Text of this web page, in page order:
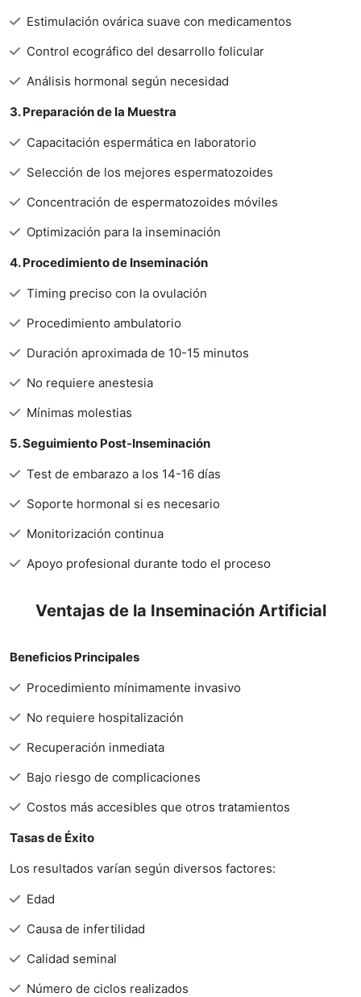
Estimulación ovárica suave con medicamentos
Control ecográfico del desarrollo folicular
Análisis hormonal según necesidad
3. Preparación de la Muestra
Capacitación espermática en laboratorio
Selección de los mejores espermatozoides
Concentración de espermatozoides móviles
Optimización para la inseminación
4. Procedimiento de Inseminación
Timing preciso con la ovulación
Procedimiento ambulatorio
Duración aproximada de 10-15 minutos
No requiere anestesia
Mínimas molestias
5. Seguimiento Post-Inseminación
Test de embarazo a los 14-16 días
Soporte hormonal si es necesario
Monitorización continua
Apoyo profesional durante todo el proceso
Ventajas de la Inseminación Artificial
Beneficios Principales
Procedimiento mínimamente invasivo
No requiere hospitalización
Recuperación inmediata
Bajo riesgo de complicaciones
Costos más accesibles que otros tratamientos
Tasas de Éxito
Los resultados varían según diversos factores:
Edad
Causa de infertilidad
Calidad seminal
Número de ciclos realizados